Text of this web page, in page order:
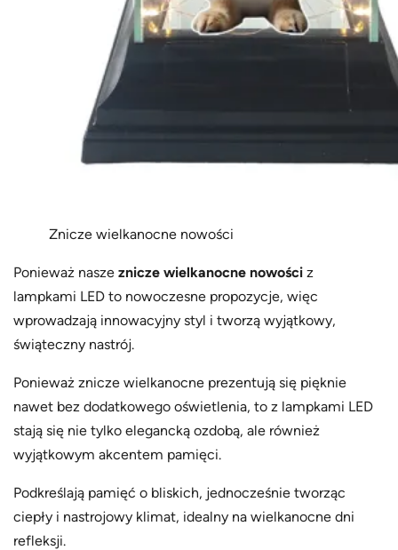
Znicze wielkanocne nowości
Ponieważ naszeznicze wielkanocne nowości z
lampkami LED to nowoczesne propozycje, więc
wprowadzają innowacyjny styl i tworzą wyjątkowy,
świąteczny nastrój.
Ponieważ znicze wielkanocne prezentują się pięknie
nawet bez dodatkowego oświetlenia, to z lampkami LED
stają się nie tylko elegancką ozdobą, ale również
wyjątkowym akcentem pamięci.
Podkreślają pamięć o bliskich, jednocześnie tworząc
ciepły i nastrojowy klimat, idealny na wielkanocne dni
refleksji.